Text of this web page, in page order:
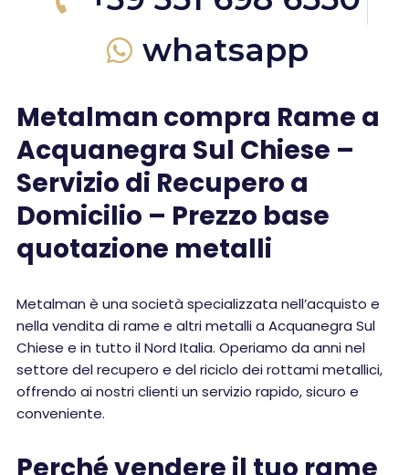
whatsapp
Metalman compra Rame a
Acquanegra Sul Chiese –
Servizio di Recupero a
Domicilio – Prezzo base
quotazione metalli
Metalman è una società specializzata nell’acquisto e
nella vendita di rame e altri metalli a Acquanegra Sul
Chiese e in tutto il Nord Italia. Operiamo da anni nel
settore del recupero e del riciclo dei rottami metallici,
offrendo ai nostri clienti un servizio rapido, sicuro e
conveniente.